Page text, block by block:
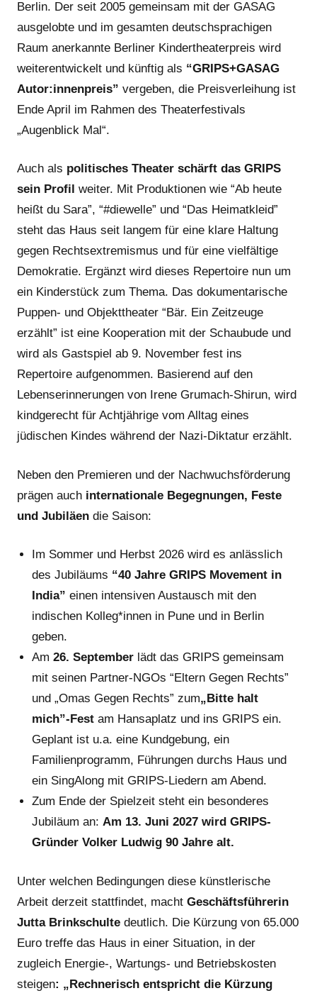
Berlin. Der seit 2005 gemeinsam mit der GASAG
ausgelobte und im gesamten deutschsprachigen
Raum anerkannte Berliner Kindertheaterpreis wird
weiterentwickelt und künftig als “GRIPS+GASAG
Autor:innenpreis” vergeben, die Preisverleihung ist
Ende April im Rahmen des Theaterfestivals
„Augenblick Mal“.
Auch als politisches Theater schärft das GRIPS
sein Profil weiter. Mit Produktionen wie “Ab heute
heißt du Sara”, “#diewelle” und “Das Heimatkleid”
steht das Haus seit langem für eine klare Haltung
gegen Rechtsextremismus und für eine vielfältige
Demokratie. Ergänzt wird dieses Repertoire nun um
ein Kinderstück zum Thema. Das dokumentarische
Puppen- und Objekttheater “Bär. Ein Zeitzeuge
erzählt” ist eine Kooperation mit der Schaubude und
wird als Gastspiel ab 9. November fest ins
Repertoire aufgenommen. Basierend auf den
Lebenserinnerungen von Irene Grumach-Shirun, wird
kindgerecht für Achtjährige vom Alltag eines
jüdischen Kindes während der Nazi-Diktatur erzählt.
Neben den Premieren und der Nachwuchsförderung
prägen auch internationale Begegnungen, Feste
und Jubiläen die Saison:
Im Sommer und Herbst 2026 wird es anlässlich
des Jubiläums “40 Jahre GRIPS Movement in
India” einen intensiven Austausch mit den
indischen Kolleg*innen in Pune und in Berlin
geben.
Am26. September lädt das GRIPS gemeinsam
mit seinen Partner-NGOs “Eltern Gegen Rechts”
und „Omas Gegen Rechts” zum„Bitte halt
mich”-Festam Hansaplatz und ins GRIPS ein.
Geplant ist u.a. eine Kundgebung, ein
Familienprogramm, Führungen durchs Haus und
ein SingAlong mit GRIPS-Liedern am Abend.
Zum Ende der Spielzeit steht ein besonderes
Jubiläum an:Am 13. Juni 2027 wird GRIPS-
Gründer Volker Ludwig 90 Jahre alt.
Unter welchen Bedingungen diese künstlerische
Arbeit derzeit stattfindet, macht Geschäftsführerin
Jutta Brinkschulte deutlich. Die Kürzung von 65.000
Euro treffe das Haus in einer Situation, in der
zugleich Energie-, Wartungs- und Betriebskosten
steigen: „Rechnerisch entspricht die Kürzung